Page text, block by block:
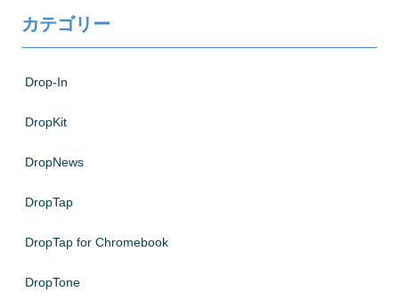
カテゴリー
Drop-In
DropKit
DropNews
DropTap
DropTap for Chromebook
DropTone